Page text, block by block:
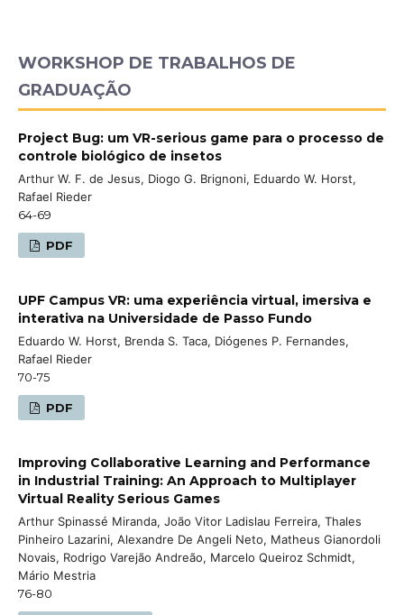
WORKSHOP DE TRABALHOS DE
GRADUAÇÃO
Project Bug: um VR-serious game para o processo de
controle biológico de insetos
Arthur W. F. de Jesus, Diogo G. Brignoni, Eduardo W. Horst,
Rafael Rieder
64-69
PDF
UPF Campus VR: uma experiência virtual, imersiva e
interativa na Universidade de Passo Fundo
Eduardo W. Horst, Brenda S. Taca, Diógenes P. Fernandes,
Rafael Rieder
70-75
PDF
Improving Collaborative Learning and Performance
in Industrial Training: An Approach to Multiplayer
Virtual Reality Serious Games
Arthur Spinassé Miranda, João Vitor Ladislau Ferreira, Thales
Pinheiro Lazarini, Alexandre De Angeli Neto, Matheus Gianordoli
Novais, Rodrigo Varejão Andreão, Marcelo Queiroz Schmidt,
Mário Mestria
76-80